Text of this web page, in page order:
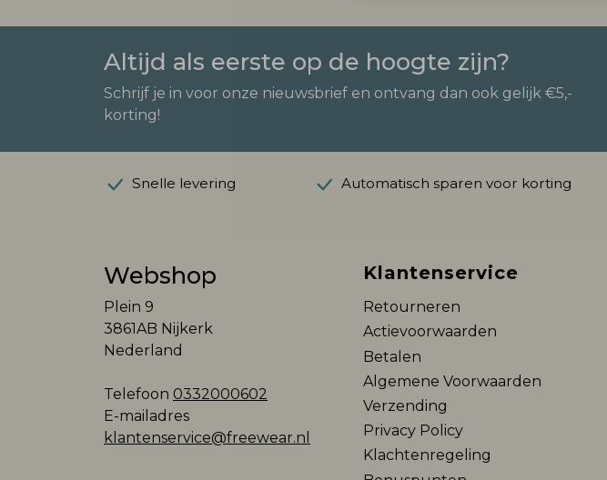
Altijd als eerste op de hoogte zijn?
Schrijf je in voor onze nieuwsbrief en ontvang dan ook gelijk €5,-
korting!
Snelle levering Automatisch sparen voor korting
Webshop
Plein 9
3861AB Nijkerk
Nederland
Telefoon 0332000602
E-mailadres
klantenservice@freewear.nl
Klantenservice
Retourneren
Actievoorwaarden
Betalen
Algemene Voorwaarden
Verzending
Privacy Policy
Klachtenregeling